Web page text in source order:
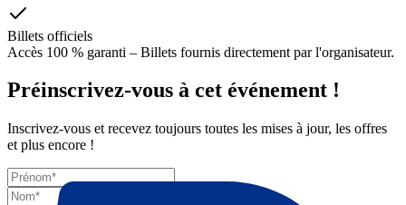
Billets officiels
Accès 100 % garanti – Billets fournis directement par l'organisateur.
Préinscrivez-vous à cet événement !
Inscrivez-vous et recevez toujours toutes les mises à jour, les offres
et plus encore !